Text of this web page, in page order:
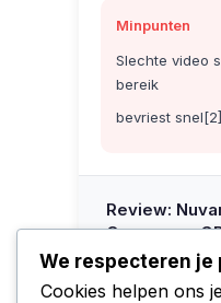
Minpunten
Slechte video
bereik
bevriest
Review:
Camera en
Camera -
inclusief
We respecteren je
Cookies helpen ons